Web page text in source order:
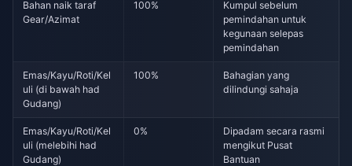
Bahan naik taraf
Gear/Azimat
100%
Kumpul sebelum
pemindahan untuk
kegunaan selepas
pemindahan
Emas/Kayu/Roti/Kel
uli (di bawah had
Gudang)
100%
Bahagian yang
dilindungi sahaja
Emas/Kayu/Roti/Kel
uli (melebihi had
Gudang)
0%
Dipadam secara rasmi
mengikut Pusat
Bantuan